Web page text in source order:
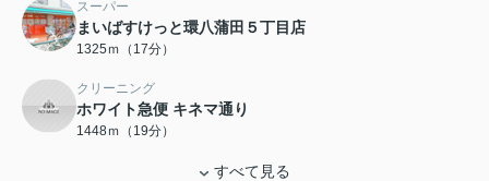
スーパー
まいばすけっと環八蒲田５丁目店
1325ｍ（17分）
クリーニング
ホワイト急便 キネマ通り
1448ｍ（19分）
すべて見る